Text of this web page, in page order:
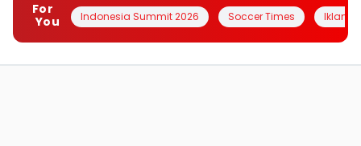
For
You
Indonesia Summit 2026 Soccer Times Iklanin